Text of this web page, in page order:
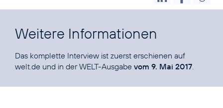
Weitere Informationen
Das komplette Interview ist zuerst erschienen auf
welt.de und in der WELT-Ausgabe vom 9. Mai 2017.